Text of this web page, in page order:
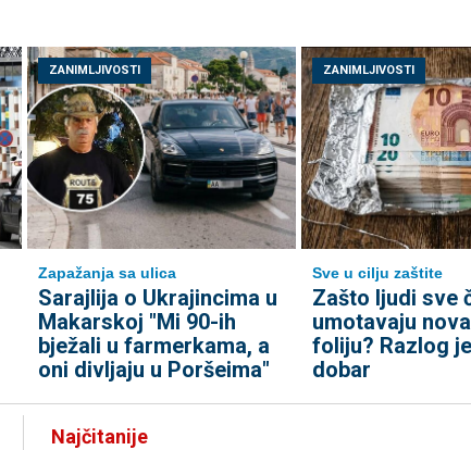
ZANIMLJIVOSTI
Zapažanja sa ulica
Sarajlija o Ukrajincima u
Makarskoj "Mi 90-ih
bježali u farmerkama, a
oni divljaju u Poršeima"
ZANIMLJIVOSTI
Sve u cilju zaštite
Zašto ljudi sve
umotavaju
foliju? Razlog
dobar
Najčitanije